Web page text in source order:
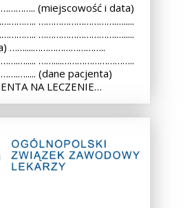
(miejscowość i data)
………………………….….....
………………………….….....
……....………………………..
……....………………………..
(dane pacjenta)
NA LECZENIE…